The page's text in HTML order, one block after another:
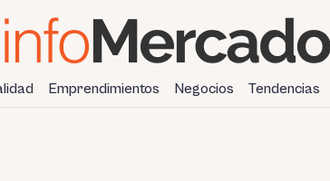
Emprendimientos Negocios Tendencias